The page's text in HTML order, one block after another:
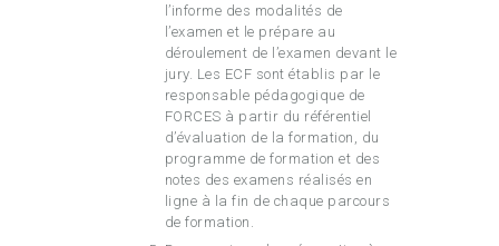
l’informe des modalités de
l’examen et le prépare au
déroulement de l’examen devant le
jury. Les ECF sont établis par le
responsable pédagogique de
FORCES à partir du référentiel
d’évaluation de la formation, du
programme de formation et des
notes des examens réalisés en
ligne à la fin de chaque parcours
de formation.